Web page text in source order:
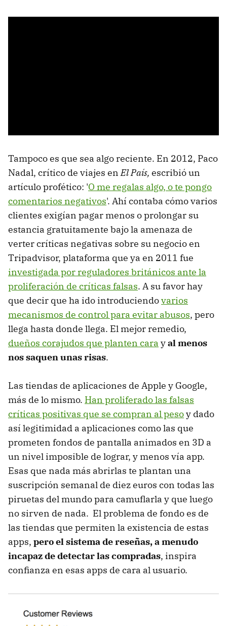
Tampoco es que sea algo reciente. En 2012, Paco
Nadal, crítico de viajes enEl País, escribió un
artículo profético: 'O me regalas algo, o te pongo
comentarios negativos'. Ahí contaba cómo varios
clientes exigían pagar menos o prolongar su
estancia gratuitamente bajo la amenaza de
verter críticas negativas sobre su negocio en
Tripadvisor, plataforma que ya en 2011 fue
investigada por reguladores británicos ante la
proliferación de críticas falsas. A su favor hay
que decir que ha ido introduciendovarios
mecanismos de control para evitar abusos, pero
llega hasta donde llega. El mejor remedio,
dueños corajudos que planten cara yal menos
nos saquen unas risas.
Las tiendas de aplicaciones de Apple y Google,
más de lo mismo. Han proliferado las falsas
críticas positivas que se compran al pesoy dado
así legitimidad a aplicaciones como las que
prometen fondos de pantalla animados en 3D a
un nivel imposible de lograr, y menos vía app.
Esas que nada más abrirlas te plantan una
suscripción semanal de diez euros con todas las
piruetas del mundo para camuflarla y que luego
no sirven de nada. El problema de fondo es de
las tiendas que permiten la existencia de estas
apps, pero el sistema de reseñas, a menudo
incapaz de detectar las compradas, inspira
confianza en esas apps de cara al usuario.